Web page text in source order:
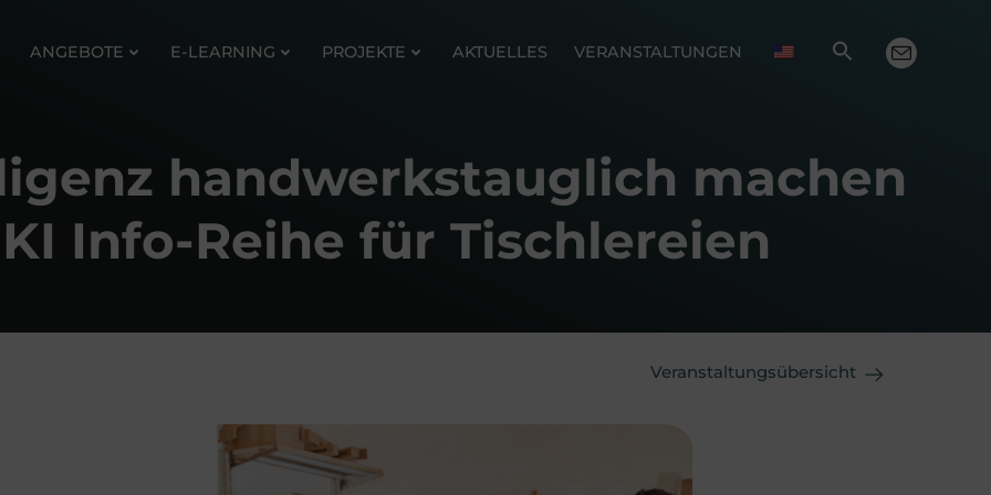
ANGEBOTE E-LEARNING PROJEKTE AKTUELLES VERANSTALTUNGEN
handwerkstauglich machen
Info-Reihe für Tischlereien
Veranstaltungsübersicht